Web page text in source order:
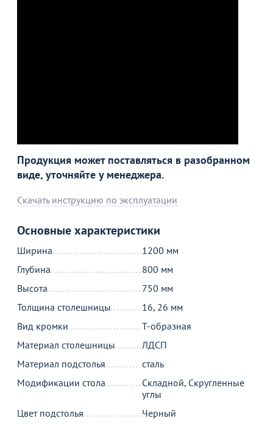
Продукция может поставляться в разобранном
виде, уточняйте у менеджера.
Скачать инструкцию по эксплуатации
Основные характеристики
Ширина
1200 мм
Глубина
800 мм
Высота
750 мм
Толщина столешницы
16, 26 мм
Вид кромки
Т-образная
Материал столешницы
ЛДСП
Материал подстолья
сталь
Модификации стола
Складной, Скругленные
углы
Цвет подстолья
Черный
Товар в корзине